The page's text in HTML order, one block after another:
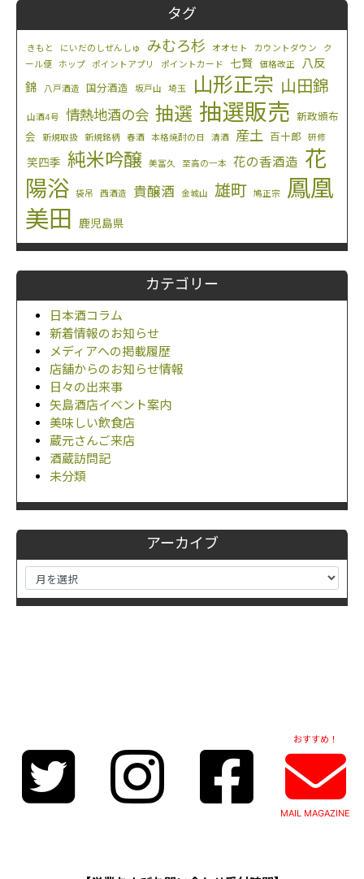
タグ
きもと にいだのしぜんしゅ みむろ杉 オオセト カウントダウン
ク
ール便
ホップ ポイントアプリ ポイントカード 七賢 価格改正
八反
錦
八戸酒造 国分酒造 坂戸山 埼玉 山形正宗 山田錦
山酒4号 情熱地酒の会 抽選 抽選販売 新政頒布
会
新規取扱 新規銘柄 春酒 本格焼酎の日 清酒 産土 百十郎 研修
笑四季 純米吟醸 美冨久 至高の一本 花の香酒造 花
陽浴
袋吊 西酒造 貴醸酒 金城山 雄町 鳩正宗
鳳凰
美田
鹿児島県
カテゴリー
日本酒コラム
新着情報のお知らせ
メディアへの掲載履歴
店舗からのお知らせ情報
日々の出来事
矢島酒店イベント案内
美味しい飲食店
蔵元さんご来店
酒蔵訪問記
未分類
アーカイブ
おすすめ！
MAIL MAGAZINE